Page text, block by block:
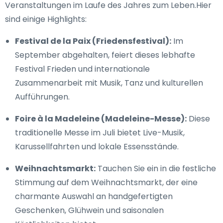
Veranstaltungen im Laufe des Jahres zum Leben.Hier
sind einige Highlights:
Festival de la Paix (Friedensfestival): Im
September abgehalten, feiert dieses lebhafte
Festival Frieden und internationale
Zusammenarbeit mit Musik, Tanz und kulturellen
Aufführungen.
Foire à la Madeleine (Madeleine-Messe): Diese
traditionelle Messe im Juli bietet Live-Musik,
Karussellfahrten und lokale Essensstände.
Weihnachtsmarkt: Tauchen Sie ein in die festliche
Stimmung auf dem Weihnachtsmarkt, der eine
charmante Auswahl an handgefertigten
Geschenken, Glühwein und saisonalen